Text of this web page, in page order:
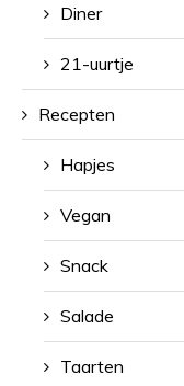
Diner
21-uurtje
Recepten
Hapjes
Vegan
Snack
Salade
Taarten